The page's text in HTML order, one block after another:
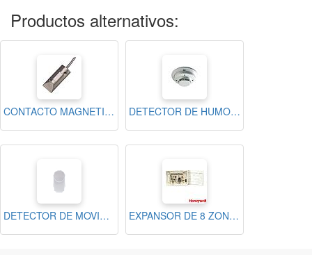
Productos alternativos:
CONTACTO MAGNETICO LANFORD V-PLEX PARA VISTA 128 Y 250 DETECTOR DE HUMO VIPLEX
DETECTOR DE MOVIMIENTO PIR V-PLEX RESIDEO PARA VISTA EXPANSOR DE 8 ZONES V-PLEX PARA PANELES DE ALARMA VISTA